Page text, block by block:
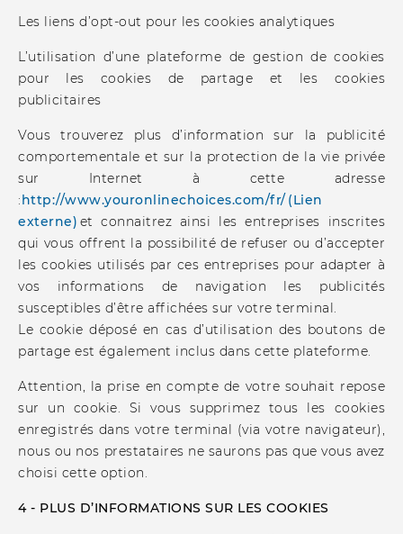
Les liens d’opt-out pour les cookies analytiques
L’utilisation d’une plateforme de gestion de cookies
pour les cookies de partage et les cookies
publicitaires
Vous trouverez plus d’information sur la publicité
comportementale et sur la protection de la vie privée
sur Internet à cette adresse
:http://www.youronlinechoices.com/fr/ (Lien
externe) et connaitrez ainsi les entreprises inscrites
qui vous offrent la possibilité de refuser ou d’accepter
les cookies utilisés par ces entreprises pour adapter à
vos informations de navigation les publicités
susceptibles d’être affichées sur votre terminal.
Le cookie déposé en cas d’utilisation des boutons de
partage est également inclus dans cette plateforme.
Attention, la prise en compte de votre souhait repose
sur un cookie. Si vous supprimez tous les cookies
enregistrés dans votre terminal (via votre navigateur),
nous ou nos prestataires ne saurons pas que vous avez
choisi cette option.
4 - PLUS D’INFORMATIONS SUR LES COOKIES